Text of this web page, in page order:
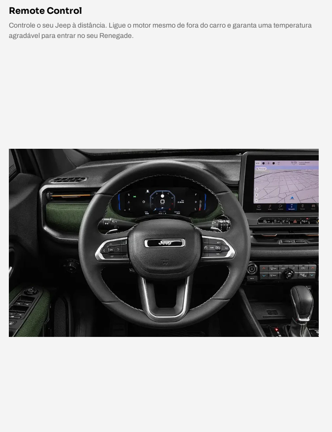
Remote Control
Controle o seu Jeep à distância. Ligue o motor mesmo de fora do carro e garanta uma temperatura
agradável para entrar no seu Renegade.